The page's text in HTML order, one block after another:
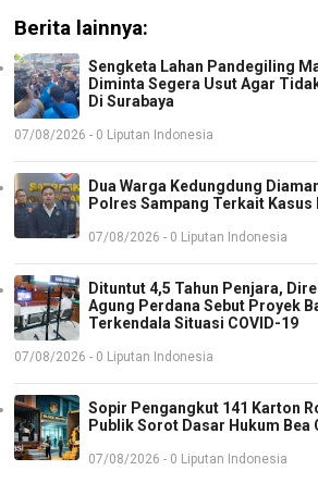
Berita lainnya:
Sengketa Lahan Pandegiling
Diminta Segera Usut Agar
Di Surabaya
07/08/2026 - 0 Liputan Indonesia
Dua Warga Kedungdung
Polres Sampang Terkait
07/08/2026 - 0 Liputan Indonesia
Dituntut 4,5 Tahun Penjara,
Agung Perdana Sebut Proyek
Terkendala Situasi COVID-19
07/08/2026 - 0 Liputan Indonesia
Sopir Pengangkut 141 Karton
Publik Sorot Dasar Hukum Bea
07/08/2026 - 0 Liputan Indonesia